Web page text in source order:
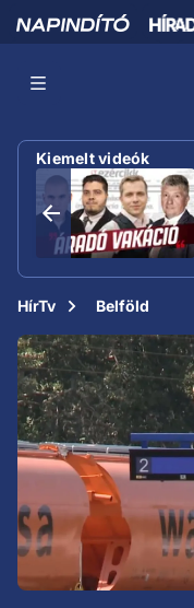
Kiemelt videók
HírTv Belföld